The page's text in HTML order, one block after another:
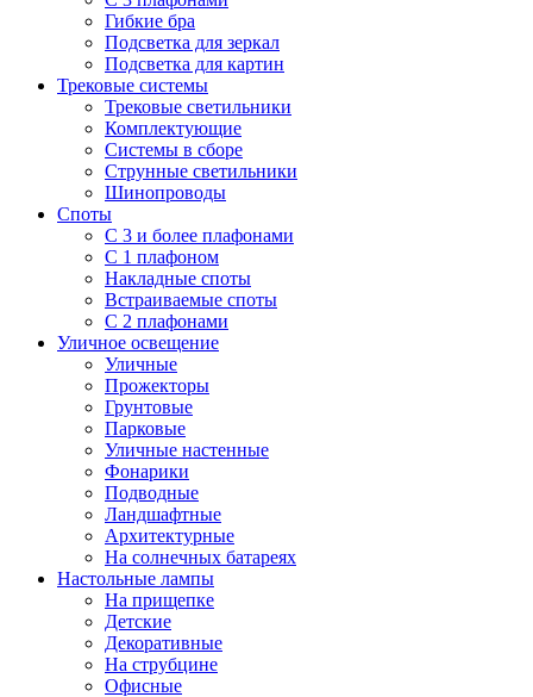
Гибкие бра
Подсветка для зеркал
Подсветка для картин
Трековые системы
Трековые светильники
Комплектующие
Системы в сборе
Струнные светильники
Шинопроводы
Споты
С 3 и более плафонами
С 1 плафоном
Накладные споты
Встраиваемые споты
С 2 плафонами
Уличное освещение
Уличные
Прожекторы
Грунтовые
Парковые
Уличные настенные
Фонарики
Подводные
Ландшафтные
Архитектурные
На солнечных батареях
Настольные лампы
На прищепке
Детские
Декоративные
На струбцине
Офисные